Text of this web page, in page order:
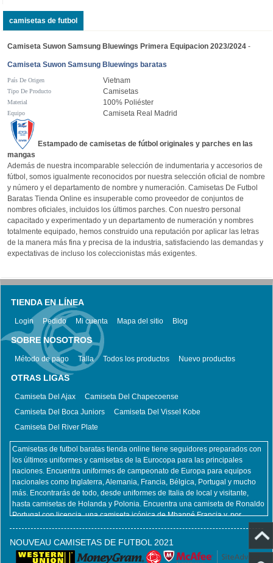
camisetas de futbol
Camiseta Suwon Samsung Bluewings Primera Equipacion 2023/2024 -
Camiseta Suwon Samsung Bluewings baratas
País De Origen Vietnam
Tipo De Producto Camisetas
Material 100% Poliéster
Equipo Camiseta Real Madrid
Estampado de camisetas de fútbol originales y parches en las
mangas
Además de nuestra incomparable selección de indumentaria y accesorios de
fútbol, somos igualmente reconocidos por nuestra selección oficial de nombre
y número y el departamento de nombre y numeración. Camisetas De Futbol
Baratas Tienda Online es insuperable como proveedor de conjuntos de
nombres oficiales, incluidos los últimos parches. Con nuestro personal
capacitado y experimentado y un departamento de numeración y nombres
totalmente equipado, hemos construido una reputación por aplicar las letras
de la manera más fina y precisa de la industria, satisfaciendo las demandas y
expectativas de incluso los coleccionistas más exigentes.
TIENDA EN LÍNEA
Login Pedido Mi cuenta Mapa del sitio Blog
SOBRE NOSOTROS
Método de pago Talla Todos los productos Nuevo productos
OTRAS LIGAS
Camiseta Del Ajax
Camiseta Del Chapecoense
Camiseta Del Boca Juniors
Camiseta Del Vissel Kobe
Camiseta Del River Plate
Camisetas de futbol baratas tienda online tiene seguidores preparados con
los últimos uniformes y camisetas de la Eurocopa para las principales
naciones. Encuentra uniformes de campeonato de Europa para equipos
nacionales como Inglaterra, Alemania, Francia, Bélgica, Portugal y mucho
más. Encontrarás de todo, desde uniformes de Italia de local y visitante,
hasta camisetas de Holanda y Polonia. Encuentra una camiseta de Ronaldo
Portugal con licencia, una camiseta icónica de Mbappé Francia y, por
equipo nacional y jugador pretenda apoyar en la Euro, Camisetas de futbol
baratas tienda online lo tiene cubierto. Al mismo tiempo, también ofrecemos
todos los productos del club, incluidas camisetas retro futbol, ​​camisetas
NOUVEAU CAMISETAS DE FUTBOL 2021